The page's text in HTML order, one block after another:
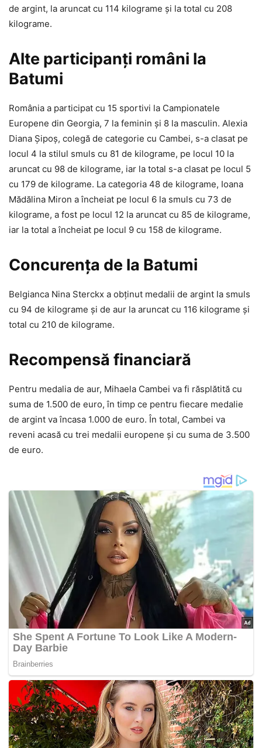
de argint, la aruncat cu 114 kilograme și la total cu 208
kilograme.
Alte participanți români la
Batumi
România a participat cu 15 sportivi la Campionatele
Europene din Georgia, 7 la feminin și 8 la masculin. Alexia
Diana Șipoș, colegă de categorie cu Cambei, s-a clasat pe
locul 4 la stilul smuls cu 81 de kilograme, pe locul 10 la
aruncat cu 98 de kilograme, iar la total s-a clasat pe locul 5
cu 179 de kilograme. La categoria 48 de kilograme, Ioana
Mădălina Miron a încheiat pe locul 6 la smuls cu 73 de
kilograme, a fost pe locul 12 la aruncat cu 85 de kilograme,
iar la total a încheiat pe locul 9 cu 158 de kilograme.
Concurența de la Batumi
Belgianca Nina Sterckx a obținut medalii de argint la smuls
cu 94 de kilograme și de aur la aruncat cu 116 kilograme și
total cu 210 de kilograme.
Recompensă financiară
Pentru medalia de aur, Mihaela Cambei va fi răsplătită cu
suma de 1.500 de euro, în timp ce pentru fiecare medalie
de argint va încasa 1.000 de euro. În total, Cambei va
reveni acasă cu trei medalii europene și cu suma de 3.500
de euro.